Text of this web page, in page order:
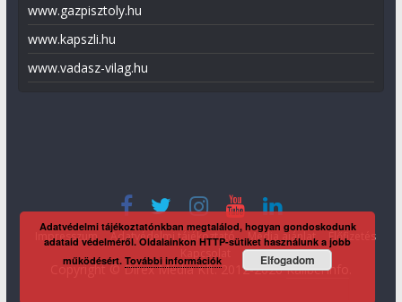
www.gazpisztoly.hu
www.kapszli.hu
www.vadasz-vilag.hu
Impresszum Adatvédelmi tájékoztató Média ajánlat
Előfizetés
Copyright © Direx Média Kft. 2012-2026KaliberInfo
Adatvédelmi tájékoztatónkban megtalálod, hogyan gondoskodunk
adataid védelméről. Oldalainkon HTTP-sütiket használunk a jobb
működésért.További információk Elfogadom